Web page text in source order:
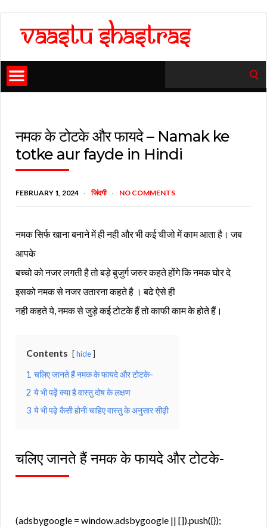
for:
नमक के टोटके और फायदे – Namak ke
totke aur fayde in Hindi
FEBRUARY 1, 2024 जिंदगी NO COMMENTS
नमक सिर्फ खाना बनाने में ही नही और भी कई चीजो में काम आता है। जब
आपके
बच्चो को नजर लगती है तो बड़े बुजुर्ग जरुर कहते होंगे कि नमक घोर दे
इसको नमक से नजर उतारना कहते है । बढे ऐसे ही
नही कहते ये, नमक से जुड़े कई टोटके हैं तो काफी काम के होते हैं।
Contents hide
1 चलिए जानते हैं नमक के फायदे और टोटके-
2 ये भी पढ़ें क्या है वास्तु दोष के लक्षण
3 ये भी पढ़े कैसी होनी चाहिए वास्तु के अनुसार सीढ़ी
चलिए जानते हैं नमक के फायदे और टोटके-
(adsbygoogle = window.adsbygoogle || []).push({});